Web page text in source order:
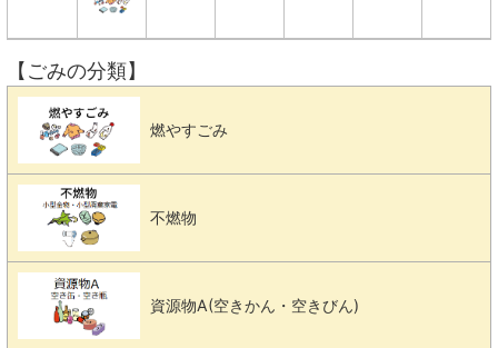
【ごみの分類】
燃やすごみ
不燃物
資源物A(空きかん・空きびん)